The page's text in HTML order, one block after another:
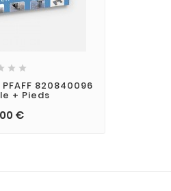
 
820840096
+ Pieds
€